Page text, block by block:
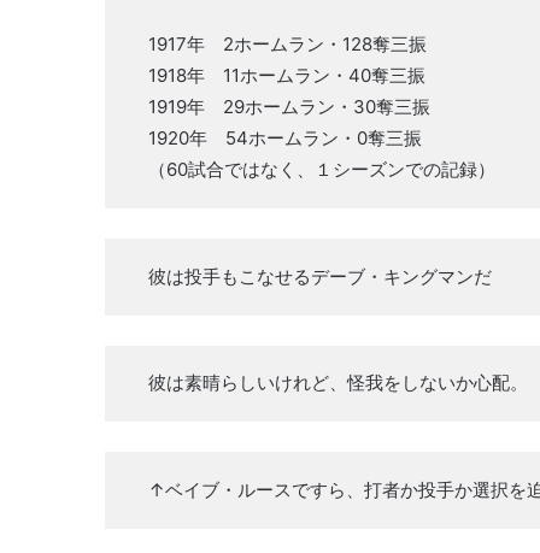
1917年 2ホームラン・128奪三振
1918年 11ホームラン・40奪三振
1919年 29ホームラン・30奪三振
1920年 54ホームラン・0奪三振
（60試合ではなく、１シーズンでの記録）
彼は投手もこなせるデーブ・キングマンだ
彼は素晴らしいけれど、怪我をしないか心配。
↑ベイブ・ルースですら、打者か投手か選択を